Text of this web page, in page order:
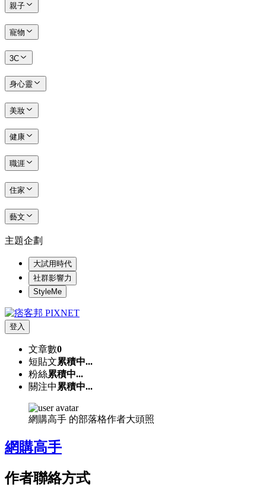
親子
寵物
3C
身心靈
美妝
健康
職涯
住家
藝文
主題企劃
大試用時代
社群影響力
StyleMe
登入
文章數0
短貼文累積中...
粉絲累積中...
關注中 累積中...
網購高手 的部落格作者大頭照
網購高手
作者聯絡方式